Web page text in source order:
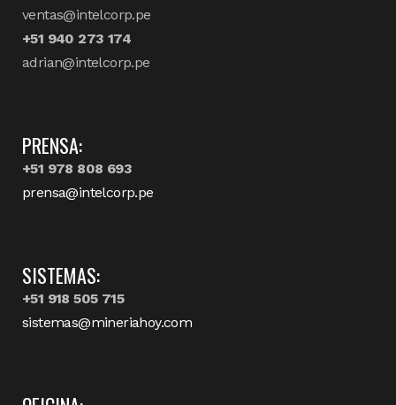
ventas@intelcorp.pe
+51 940 273 174
adrian@intelcorp.pe
PRENSA:
+51 978 808 693
prensa@intelcorp.pe
SISTEMAS:
+51 918 505 715
sistemas@mineriahoy.com